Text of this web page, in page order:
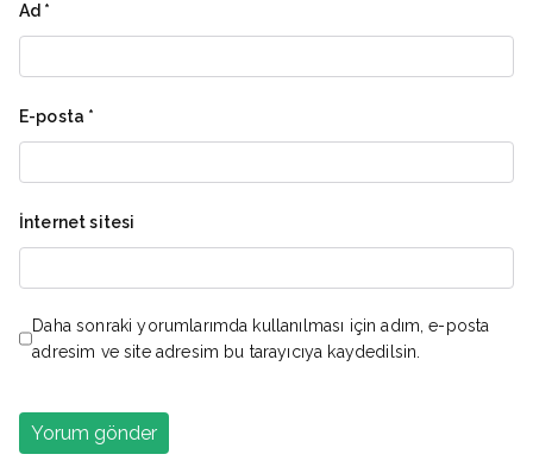
Ad *
E-posta *
İnternet sitesi
Daha sonraki yorumlarımda kullanılması için adım, e-posta
adresim ve site adresim bu tarayıcıya kaydedilsin.